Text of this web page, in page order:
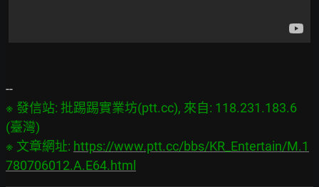
※ 發信站: 批踢踢實業坊(ptt.cc), 來自: 118.231.183.6
(臺灣)
※ 文章網址: https://www.ptt.cc/bbs/KR_Entertain/M.1
780706012.A.E64.html